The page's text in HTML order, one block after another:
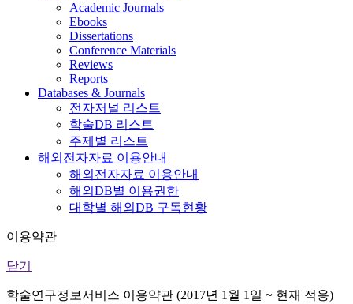
Academic Journals
Ebooks
Dissertations
Conference Materials
Reviews
Reports
Databases & Journals
전자저널 리스트
학술DB 리스트
주제별 리스트
해외전자자료 이용안내
해외전자자료 이용안내
해외DB별 이용권한
대학별 해외DB 구독현황
이용약관
닫기
학술연구정보서비스 이용약관 (2017년 1월 1일 ~ 현재 적용)